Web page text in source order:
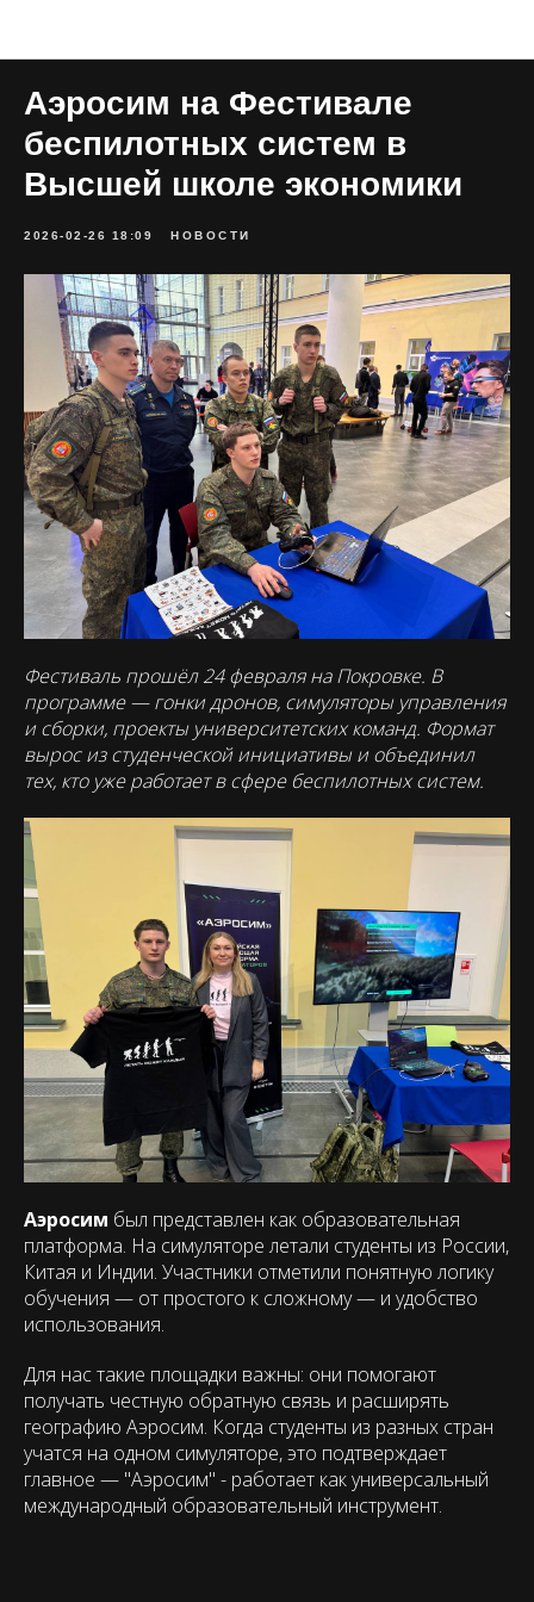
Аэросим на Фестивале
беспилотных систем в
Высшей школе экономики
2026-02-26 18:09 НОВОСТИ
Фестиваль прошёл 24 февраля на Покровке. В
программе — гонки дронов, симуляторы управления
и сборки, проекты университетских команд. Формат
вырос из студенческой инициативы и объединил
тех, кто уже работает в сфере беспилотных систем.
Аэросим был представлен как образовательная
платформа. На симуляторе летали студенты из России,
Китая и Индии. Участники отметили понятную логику
обучения — от простого к сложному — и удобство
использования.
Для нас такие площадки важны: они помогают
получать честную обратную связь и расширять
географию Аэросим. Когда студенты из разных стран
учатся на одном симуляторе, это подтверждает
главное — "Аэросим" - работает как универсальный
международный образовательный инструмент.